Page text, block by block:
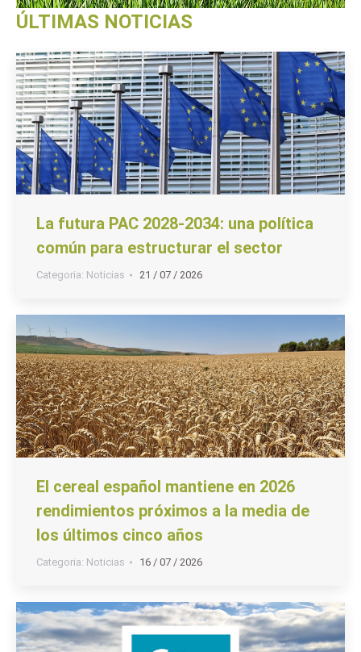
ÚLTIMAS NOTICIAS
La futura PAC 2028-2034: una política
común para estructurar el sector
Categoria: Noticias 21 / 07 / 2026
El cereal español mantiene en 2026
rendimientos próximos a la media de
los últimos cinco años
Categoria: Noticias 16 / 07 / 2026